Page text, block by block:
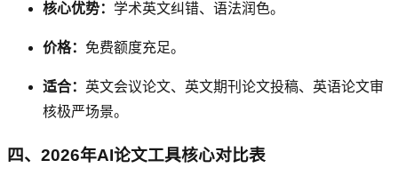
核心优势： 学术英文纠错、语法润色。
价格： 免费额度充足。
适合： 英文会议论文、英文期刊论文投稿、英语论文审
核极严场景。
四、2026年AI论文工具核心对比表